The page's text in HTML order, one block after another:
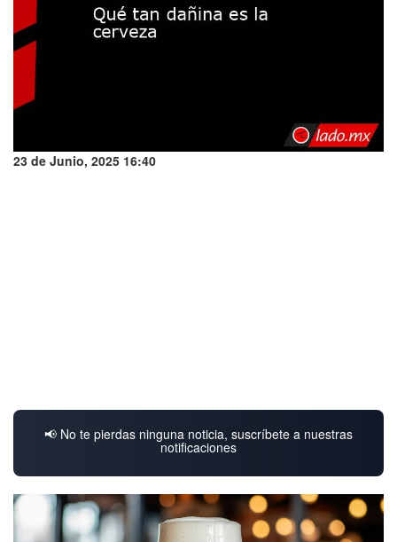
23 de Junio, 2025 16:40
📢 No te pierdas ninguna noticia, suscríbete a nuestras
notificaciones